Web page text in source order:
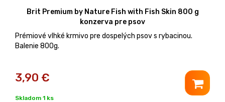
Brit Premium by Nature Fish with Fish Skin 800 g
konzerva pre psov
Prémiové vlhké krmivo pre dospelých psov s rybacinou.
Balenie 800g.
3,90 €
Skladom 1 ks